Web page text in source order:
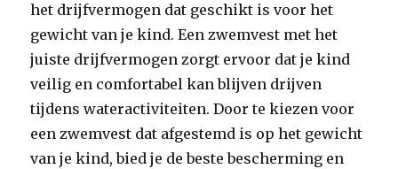
het drijfvermogen dat geschikt is voor het
gewicht van je kind. Een zwemvest met het
juiste drijfvermogen zorgt ervoor dat je kind
veilig en comfortabel kan blijven drijven
tijdens wateractiviteiten. Door te kiezen voor
een zwemvest dat afgestemd is op het gewicht
van je kind, bied je de beste bescherming en